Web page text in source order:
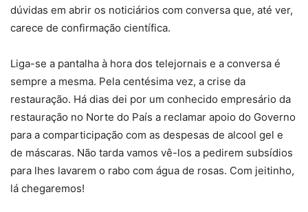
dúvidas em abrir os noticiários com conversa que, até ver,
carece de confirmação científica.
Liga-se a pantalha à hora dos telejornais e a conversa é
sempre a mesma. Pela centésima vez, a crise da
restauração. Há dias dei por um conhecido empresário da
restauração no Norte do País a reclamar apoio do Governo
para a comparticipação com as despesas de alcool gel e
de máscaras. Não tarda vamos vê-los a pedirem subsídios
para lhes lavarem o rabo com água de rosas. Com jeitinho,
lá chegaremos!